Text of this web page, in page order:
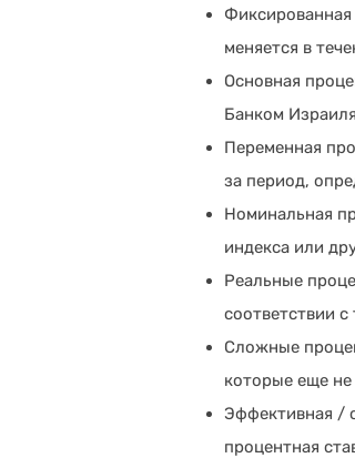
Фиксированная
меняется в
Основная
Банком
Переменная
за период,
Номинальная
индекса или
Реальные
соответствии
Сложные
которые еще
Эффективная /
процентная